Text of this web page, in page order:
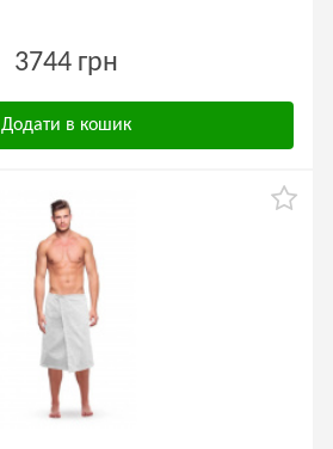
3744 грн
Додати в кошик